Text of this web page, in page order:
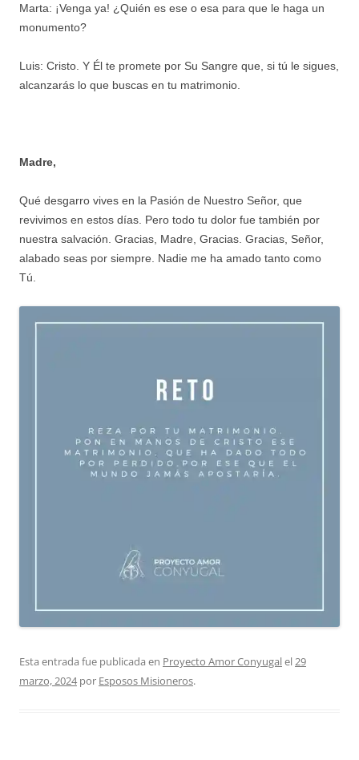
Marta: ¡Venga ya! ¿Quién es ese o esa para que le haga un
monumento?
Luis: Cristo. Y Él te promete por Su Sangre que, si tú le sigues,
alcanzarás lo que buscas en tu matrimonio.
Madre,
Qué desgarro vives en la Pasión de Nuestro Señor, que
revivimos en estos días. Pero todo tu dolor fue también por
nuestra salvación. Gracias, Madre, Gracias. Gracias, Señor,
alabado seas por siempre. Nadie me ha amado tanto como
Tú.
Esta entrada fue publicada en Proyecto Amor Conyugalel29
marzo, 2024por Esposos Misioneros.